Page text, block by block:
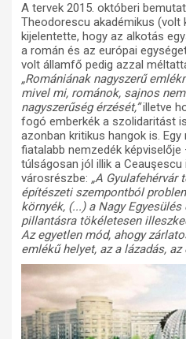
A tervek 2015. októberi
Theodorescu akadémikus (volt
kijelentette, hogy az alkotás
a román és az európai
volt államfő pedig azzal
„Romániának nagyszerű
mivel mi, románok, sajnos
nagyszerűség érzését,”illetve
fogó emberkék a szolidaritást
azonban kritikus hangok is.
fiatalabb nemzedék
túlságosan jól illik a Ceauşescu
városrészbe: „A Gyulafehérvár
építészeti szempontból
környék, (...) a Nagy
pillantásra tökéletesen
Az egyetlen mód, ahogy
emlékű helyet, az a lázadás, az